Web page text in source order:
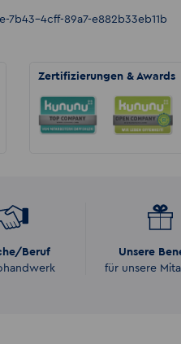
4cff-89a7-e882b33eb11b
Zertifizierungen & Awards
Rensen E
Kompetentes und nettes
auf Extras ein und
beim Jobwechsel...
Beruf
Unsere
für unsere